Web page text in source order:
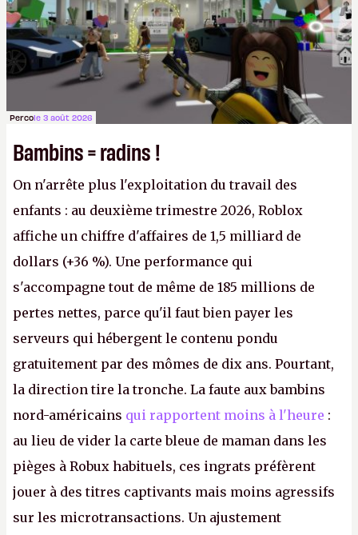
Percole 3 août 2026
Bambins = radins !
On n'arrête plus l'exploitation du travail des
enfants : au deuxième trimestre 2026, Roblox
affiche un chiffre d'affaires de 1,5 milliard de
dollars (+36 %). Une performance qui
s'accompagne tout de même de 185 millions de
pertes nettes, parce qu'il faut bien payer les
serveurs qui hébergent le contenu pondu
gratuitement par des mômes de dix ans. Pourtant,
la direction tire la tronche. La faute aux bambins
nord-américains qui rapportent moins à l'heure :
au lieu de vider la carte bleue de maman dans les
pièges à Robux habituels, ces ingrats préfèrent
jouer à des titres captivants mais moins agressifs
sur les microtransactions. Un ajustement